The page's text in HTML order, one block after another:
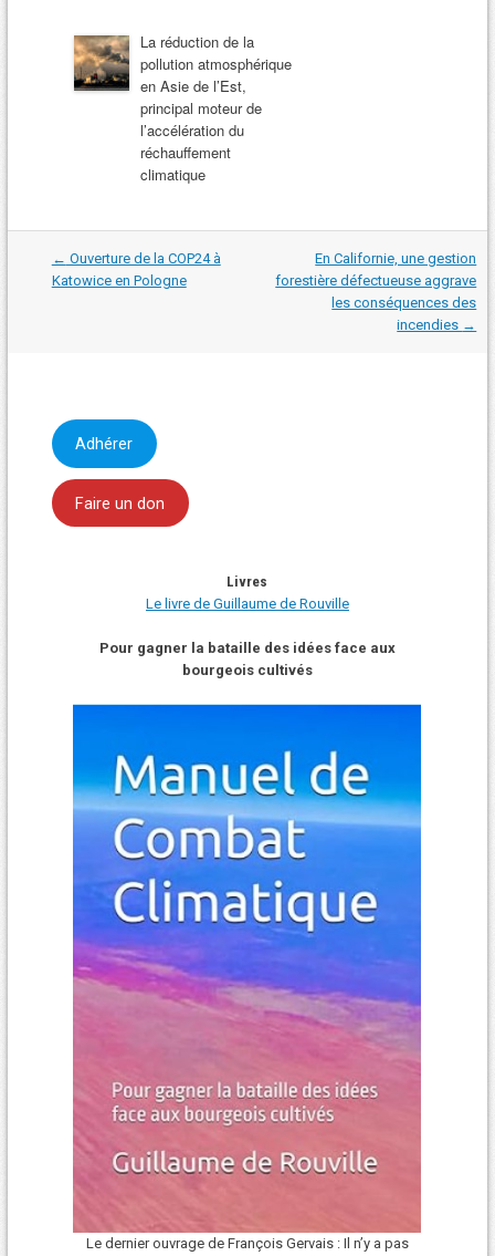
La réduction de la
pollution atmosphérique
en Asie de l’Est,
principal moteur de
l’accélération du
réchauffement
climatique
Navigation
les
← Ouverture de la COP24 à
Katowice en Pologne
En Californie, une gestion
forestière défectueuse aggrave
les conséquences des
incendies →
Adhérer
Faire un don
Livres
Le livre de Guillaume de Rouville
Pour gagner la bataille des idées face aux
bourgeois cultivés
Le dernier ouvrage de François Gervais : Il n’y a pas